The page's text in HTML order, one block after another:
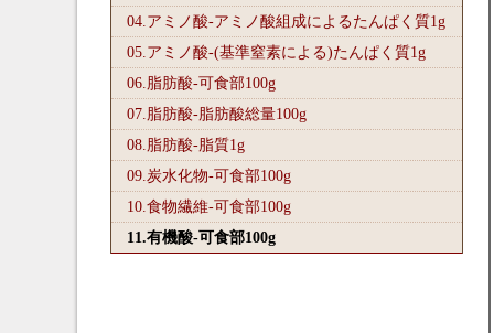
04.アミノ酸-アミノ酸組成によるたんぱく質1g
05.アミノ酸-(基準窒素による)たんぱく質1g
06.脂肪酸-可食部100g
07.脂肪酸-脂肪酸総量100g
08.脂肪酸-脂質1g
09.炭水化物-可食部100g
10.食物繊維-可食部100g
11.有機酸-可食部100g